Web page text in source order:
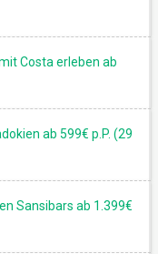
Costa erleben ab
ab 599€ p.P. (29
Sansibars ab 1.399€